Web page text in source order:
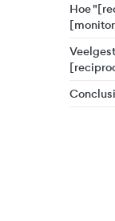
Hoe